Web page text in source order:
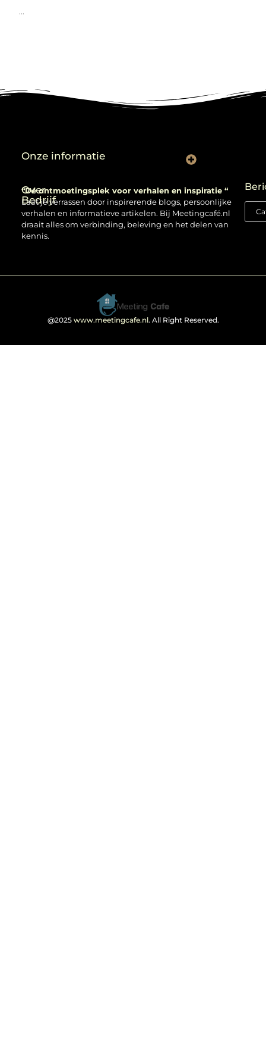
...
Over
Bedrijf
“Dé ontmoetingsplek voor verhalen en inspiratie “
Laat je verrassen door inspirerende blogs, persoonlijke
verhalen en informatieve artikelen. Bij Meetingcafé.nl
draait alles om verbinding, beleving en het delen van
kennis.
Onze informatie
@2025 www.meetingcafe.nl. All Right Reserved.